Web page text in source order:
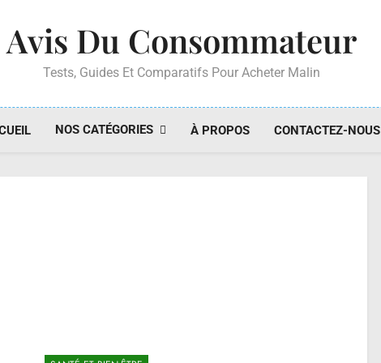
Avis Du Consommateur
Tests, Guides Et Comparatifs Pour Acheter Malin
NOS CATÉGORIES À PROPOS CONTACTEZ-NOUS